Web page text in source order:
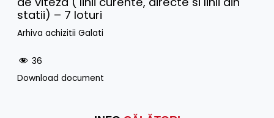
statii) – 7 loturi
Arhiva achizitii Galati
36
Download document